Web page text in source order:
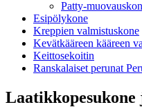
Patty-
Esipölykone
Kreppien valmistuskone
Kevätkääreen kääreen
Keittosekoitin
Ranskalaiset perunat